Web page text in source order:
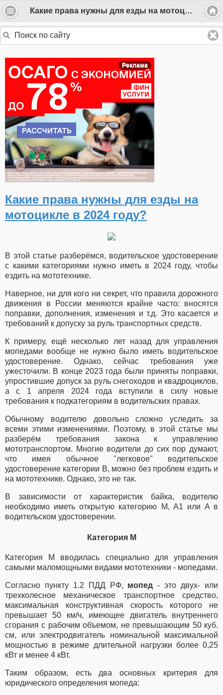
Какие права нужны для езды на мотоцикле в 2024 году?
Реклама
Какие права нужны для езды на
мотоцикле в 2024 году?
В этой статье разберёмся, водительское удостоверение
с какими категориями нужно иметь в 2024 году, чтобы
ездить на мототехнике.
Наверное, ни для кого ни секрет, что правила дорожного
движения в России меняются крайне часто: вносятся
поправки, дополнения, изменения и т.д. Это касается и
требований к допуску за руль транспортных средств.
К примеру, ещё несколько лет назад для управления
мопедами вообще не нужно было иметь водительское
удостоверение. Однако, сейчас требования уже
ужесточили. В конце 2023 года были приняты поправки,
упростившие допуск за руль снегоходов и квадроциклов,
а с 1 апреля 2024 года вступили в силу новые
требования к подкатегориям в водительских правах.
Обычному водителю довольно сложно уследить за
всеми этими изменениями. Поэтому, в этой статье мы
разберём требования закона к управлению
мототранспортом. Многие водители до сих пор думают,
что имея обычное "легковое" водительское
удостоверение категории B, можно без проблем ездить и
на мототехнике. Однако, это не так.
В зависимости от характеристик байка, водителю
необходимо иметь открытую категорию M, A1 или A в
водительском удостоверении.
Категория M
Категория M вводилась специально для управления
самыми маломощными видами мототехники - мопедами.
Согласно пункту 1.2 ПДД РФ, мопед - это двух- или
трехколесное механическое транспортное средство,
максимальная конструктивная скорость которого не
превышает 50 км/ч, имеющее двигатель внутреннего
сгорания с рабочим объемом, не превышающим 50 куб.
см, или электродвигатель номинальной максимальной
мощностью в режиме длительной нагрузки более 0,25
кВт и менее 4 кВт.
Таким образом, есть два основных критерия для
юридического определения мопеда: